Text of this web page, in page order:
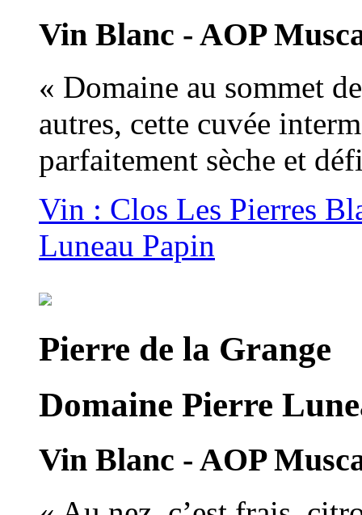
Vin Blanc - AOP
« Domaine au sommet
autres, cette cuvée
parfaitement sèche et
Vin : Clos Les Pierres
Luneau Papin
Pierre de la Grange
Domaine Pierre
Vin Blanc - AOP